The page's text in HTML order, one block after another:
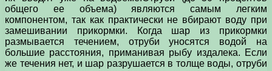
общего ее объема) являются самым легким
компонентом, так как практически не вбирают воду при
замешивании прикормки. Когда шар из прикормки
размывается течением, отруби уносятся водой на
большие расстояния, приманивая рыбу издалека. Если
же течения нет, и шар разрушается в толще воды, отруби